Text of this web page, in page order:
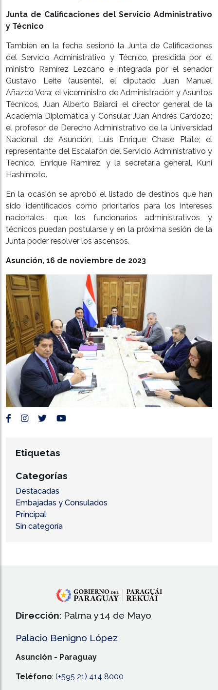
Junta de Calificaciones del Servicio Administrativo
y Técnico
También en la fecha sesionó la Junta de Calificaciones
del Servicio Administrativo y Técnico, presidida por el
ministro Ramírez Lezcano e integrada por el senador
Gustavo Leite (ausente), el diputado Juan Manuel
Añazco Vera; el viceministro de Administración y Asuntos
Técnicos, Juan Alberto Baiardi; el director general de la
Academia Diplomática y Consular, Juan Andrés Cardozo;
el profesor de Derecho Administrativo de la Universidad
Nacional de Asunción, Luis Enrique Chase Plate; el
representante del Escalafón del Servicio Administrativo y
Técnico, Enrique Ramírez, y la secretaria general, Kuni
Hashimoto.
En la ocasión se aprobó el listado de destinos que han
sido identificados como prioritarios para los intereses
nacionales, que los funcionarios administrativos y
técnicos puedan postularse y en la próxima sesión de la
Junta poder resolver los ascensos.
Asunción, 16 de noviembre de 2023
Etiquetas
Categorías
Destacadas
Embajadas y Consulados
Principal
Sin categoría
Dirección: Palma y 14 de Mayo
Palacio Benigno López
Asunción - Paraguay
Teléfono: (+595 21) 414 8000